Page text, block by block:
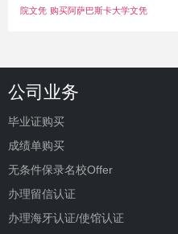
院文凭 购买阿萨巴斯卡大学文凭
公司业务
毕业证购买
成绩单购买
无条件保录名校Offer
办理留信认证
办理海牙认证/使馆认证